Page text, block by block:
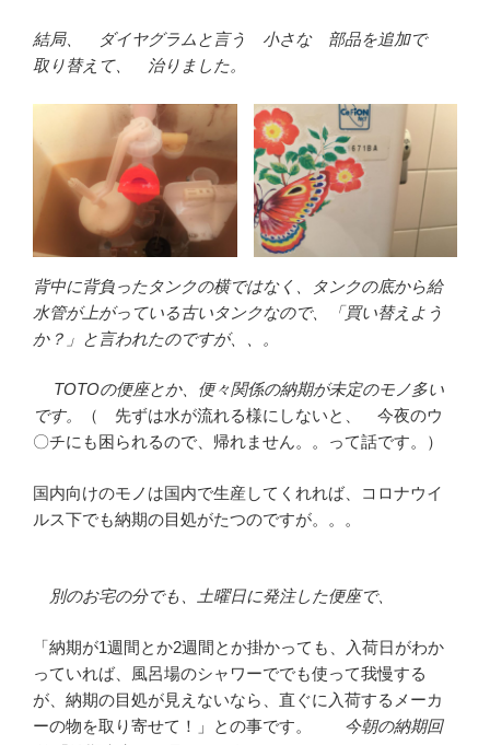
結局、 ダイヤグラムと言う 小さな 部品を追加で
取り替えて、 治りました。
背中に背負ったタンクの横ではなく、タンクの底から給
水管が上がっている古いタンクなので、「買い替えよう
か？」と言われたのですが、、。
TOTOの便座とか、便々関係の納期が未定のモノ多い
です。
（ 先ずは水が流れる様にしないと、 今夜のウ
〇チにも困られるので、帰れません。。って話です。）
国内向けのモノは国内で生産してくれれば、コロナウイ
ルス下でも納期の目処がたつのですが。。。
別のお宅の分でも、土曜日に発注した便座で、
「納期が1週間とか2週間とか掛かっても、入荷日がわか
っていれば、風呂場のシャワーででも使って我慢する
が、納期の目処が見えないなら、直ぐに入荷するメーカ
ーの物を取り寄せて！」との事です。 今朝の納期回